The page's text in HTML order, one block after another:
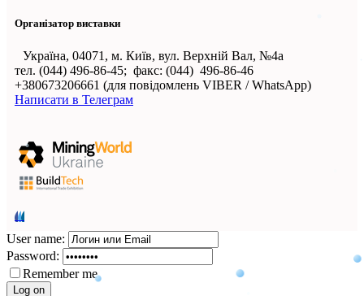
Організатор виставки
Україна, 04071, м. Київ, вул. Верхній Вал, №4а
тел. (044) 496-86-45; факс: (044) 496-86-46
+380673206661 (для повідомлень VIBER / WhatsApp)
Написати в Телеграм
User name:
Password:
Remember me